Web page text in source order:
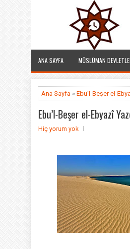
ANA SAYFA MÜSLÜMAN
Ana Sayfa » Ebu’l-Beşer el-
Ebu’l-Beşer el-Ebyazî
Hiç yorum yok